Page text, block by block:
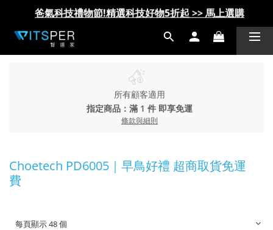
爸氣科技禮物節!精選科技好物5折起 >> 馬上選購
爸氣科技禮物節!精選科技好物5折起 >> 馬上選購
所有顧客適用
指定商品：滿 1 件 即享免運
條款與細則
Choetech PD6005｜早鳥好禮 超商取貨免運
費
每頁顯示 48 個